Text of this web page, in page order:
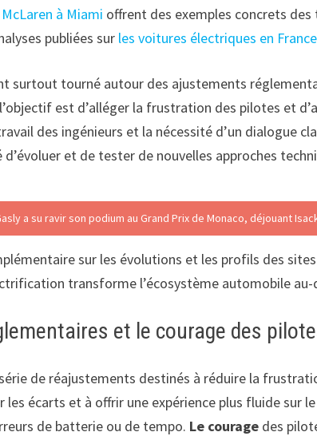
à Miami offrent des exemples concrets
publiées sur les voitures électriques en France
surtout tourné autour des ajustements
est d’alléger la frustration des pilotes et
des ingénieurs et la nécessité d’un dialogue
et de tester de nouvelles approches
a su ravir son podium au Grand Prix de Monaco, déjouant
sur les évolutions et les profils des
transforme l’écosystème automobile au-
et le courage des
de réajustements destinés à réduire la
écarts et à offrir une expérience plus fluide sur
de batterie ou de tempo. Le courage des